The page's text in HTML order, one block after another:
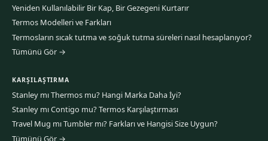
Yeniden Kullanılabilir Bir Kap, Bir Gezegeni Kurtarır
Termos Modelleri ve Farkları
Termosların sıcak tutma ve soğuk tutma süreleri nasıl hesaplanıyor?
Tümünü Gör →
KARŞILAŞTIRMA
Stanley mı Thermos mu? Hangi Marka Daha İyi?
Stanley mı Contigo mu? Termos Karşılaştırması
Travel Mug mı Tumbler mı? Farkları ve Hangisi Size Uygun?
Tümünü Gör →